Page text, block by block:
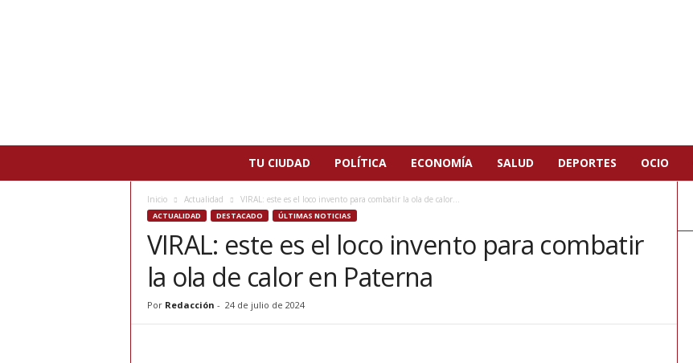
TU CIUDAD POLÍTICA ECONOMÍA SALUD DEPORTES OCIO
Inicio Actualidad VIRAL: este es el loco invento para combatir la ola de calor...
ACTUALIDAD DESTACADO ÚLTIMAS NOTICIAS
VIRAL: este es el loco invento para combatir
la ola de calor en Paterna
Por Redacción - 24 de julio de 2024